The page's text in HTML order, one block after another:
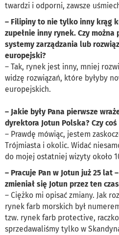
twardzi i odporni, zawsze
– Filipiny to nie tylko inny krąg
zupełnie inny rynek. Czy
systemy zarządzania lub
europejski?
– Tak, rynek jest inny, mniej
widzę rozwiązań, które byłyby
europejskich.
– Jakie były Pana pierwsze
dyrektora Jotun Polska? Czy coś
– Prawdę mówiąc, jestem
Trójmiasta i okolic. Widać
do mojej ostatniej wizyty około
– Pracuje Pan w Jotun już 25 lat
zmieniał się Jotun przez ten
– Ciężko mi opisać zmiany. Jak
rynek farb morskich był
tzw. rynek farb protective,
sprzedawaliśmy tylko w